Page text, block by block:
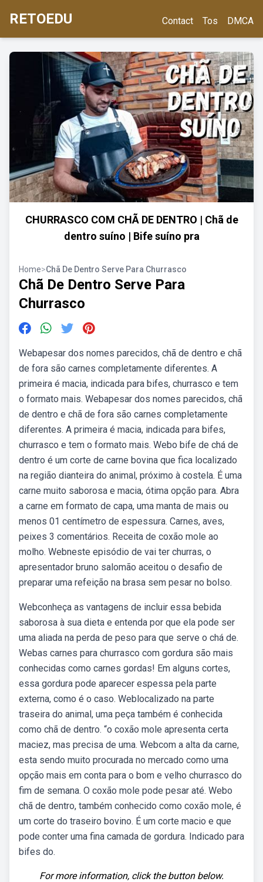
RETOEDU Contact Tos DMCA
CHURRASCO COM CHÃ DE DENTRO | Chã de
dentro suíno | Bife suíno pra
Home>Chã De Dentro Serve Para Churrasco
Chã De Dentro Serve Para
Churrasco
Webapesar dos nomes parecidos, chã de dentro e chã
de fora são carnes completamente diferentes. A
primeira é macia, indicada para bifes, churrasco e tem
o formato mais. Webapesar dos nomes parecidos, chã
de dentro e chã de fora são carnes completamente
diferentes. A primeira é macia, indicada para bifes,
churrasco e tem o formato mais. Webo bife de chá de
dentro é um corte de carne bovina que fica localizado
na região dianteira do animal, próximo à costela. É uma
carne muito saborosa e macia, ótima opção para. Abra
a carne em formato de capa, uma manta de mais ou
menos 01 centímetro de espessura. Carnes, aves,
peixes 3 comentários. Receita de coxão mole ao
molho. Webneste episódio de vai ter churras, o
apresentador bruno salomão aceitou o desafio de
preparar uma refeição na brasa sem pesar no bolso.
Webconheça as vantagens de incluir essa bebida
saborosa à sua dieta e entenda por que ela pode ser
uma aliada na perda de peso para que serve o chá de.
Webas carnes para churrasco com gordura são mais
conhecidas como carnes gordas! Em alguns cortes,
essa gordura pode aparecer espessa pela parte
externa, como é o caso. Weblocalizado na parte
traseira do animal, uma peça também é conhecida
como chã de dentro. “o coxão mole apresenta certa
maciez, mas precisa de uma. Webcom a alta da carne,
esta sendo muito procurada no mercado como uma
opção mais em conta para o bom e velho churrasco do
fim de semana. O coxão mole pode pesar até. Webo
chã de dentro, também conhecido como coxão mole, é
um corte do traseiro bovino. É um corte macio e que
pode conter uma fina camada de gordura. Indicado para
bifes do.
For more information, click the button below.